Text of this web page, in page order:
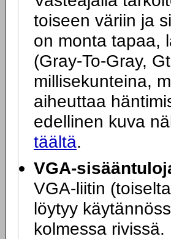
toiseen väriin ja
on monta tapaa,
(Gray-To-Gray,
millisekunteina,
aiheuttaa
edellinen kuva
täältä.
VGA-
VGA-liitin
löytyy
kolmessa rivissä.